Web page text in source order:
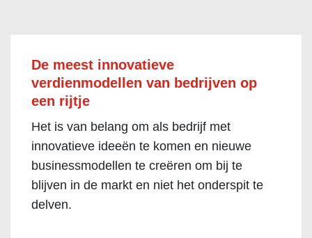
De meest innovatieve
verdienmodellen van bedrijven op
een rijtje
Het is van belang om als bedrijf met
innovatieve ideeën te komen en nieuwe
businessmodellen te creëren om bij te
blijven in de markt en niet het onderspit te
delven.